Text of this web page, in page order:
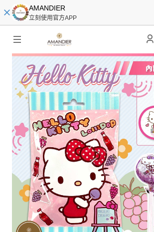
AMANDIER
立刻使用官方APP